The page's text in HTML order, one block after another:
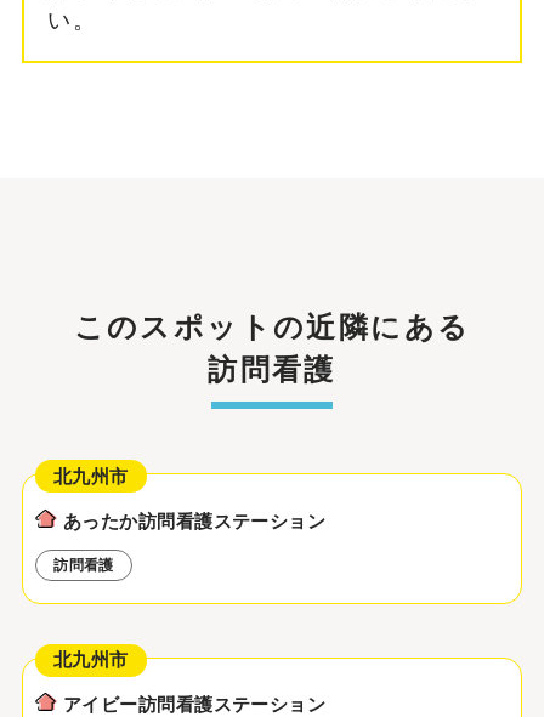
い。
このスポットの近隣にある
訪問看護
あったか訪問看護ステーション
北九州市
訪問看護
アイビー訪問看護ステーション
北九州市